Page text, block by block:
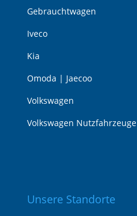
Gebrauchtwagen
Iveco
Kia
Omoda | Jaecoo
Volkswagen
Volkswagen Nutzfahrzeuge
Unsere Standorte